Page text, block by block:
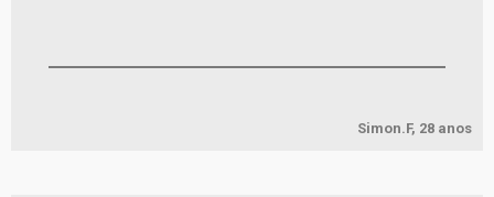
Simon.F, 28 anos